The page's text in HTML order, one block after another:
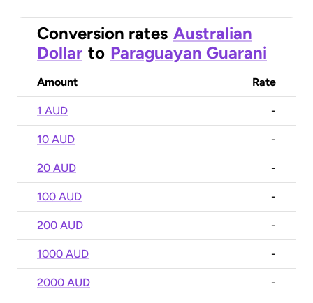
Conversion rates Australian
Dollar to Paraguayan Guarani
Amount Rate
1 AUD -
10 AUD -
20 AUD -
100 AUD -
200 AUD -
1000 AUD -
2000 AUD -